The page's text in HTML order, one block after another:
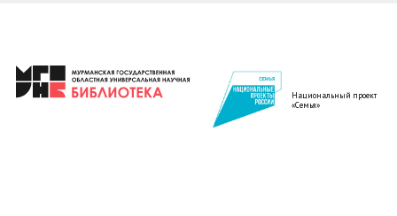
Национальный проект
«Семья»